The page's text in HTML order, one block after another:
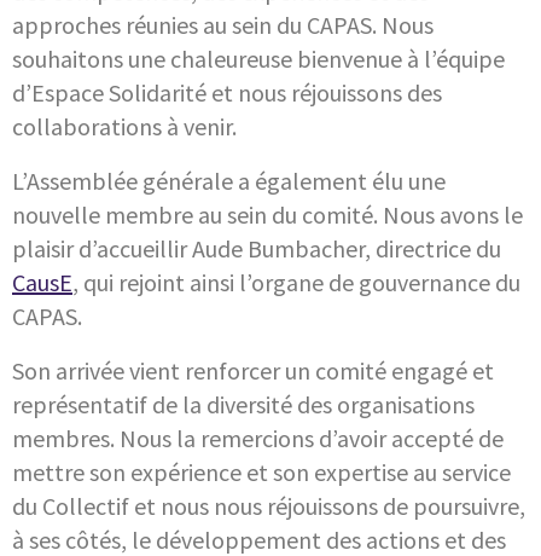
approches réunies au sein du CAPAS. Nous
souhaitons une chaleureuse bienvenue à l’équipe
d’Espace Solidarité et nous réjouissons des
collaborations à venir.
L’Assemblée générale a également élu une
nouvelle membre au sein du comité. Nous avons le
plaisir d’accueillir Aude Bumbacher, directrice du
CausE, qui rejoint ainsi l’organe de gouvernance du
CAPAS.
Son arrivée vient renforcer un comité engagé et
représentatif de la diversité des organisations
membres. Nous la remercions d’avoir accepté de
mettre son expérience et son expertise au service
du Collectif et nous nous réjouissons de poursuivre,
à ses côtés, le développement des actions et des